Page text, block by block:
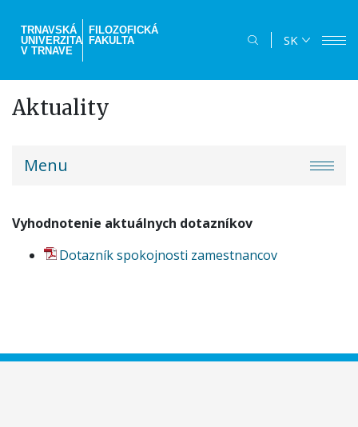
hlavný
TRNAVSKÁ
UNIVERZITA
V TRNAVE
FILOZOFICKÁ
FAKULTA
SK
Aktuality
truni-
Menu
Vyhodnotenie aktuálnych dotazníkov
Dotazník spokojnosti zamestnancov